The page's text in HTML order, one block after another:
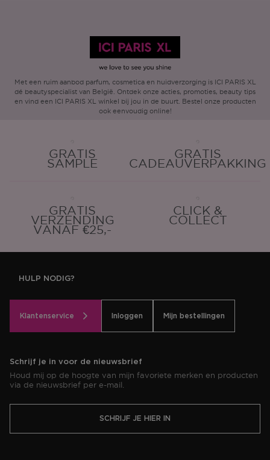
Met een ruim aanbod parfum, cosmetica en huidverzorging is ICI PARIS XL
dé beautyspecialist van België. Ontdek onze acties, promoties, beauty tips
en vind een ICI PARIS XL winkel bij jou in de buurt. Bestel onze producten
ook eenvoudig online!
GRATIS
SAMPLE
GRATIS
CADEAUVERPAKKING
GRATIS
VERZENDING
VANAF €25,-
CLICK &
COLLECT
HULP NODIG?
Klantenservice Inloggen Mijn bestellingen
Schrijf je in voor de nieuwsbrief
Houd mij op de hoogte van mijn favoriete merken en producten
via de nieuwsbrief per e-mail.
SCHRIJF JE HIER IN